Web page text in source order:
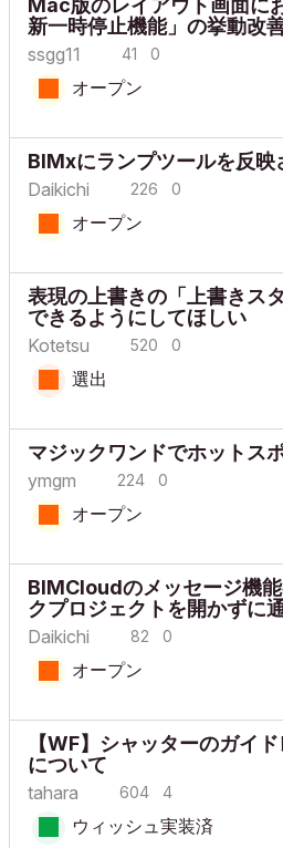
Mac版のレイアウト画面に
新一時停止機能」の挙動改
ssgg11 41 0
オープン
BIMxにランプツールを反映
Daikichi 226 0
オープン
表現の上書きの「上書きス
できるようにしてほしい
Kotetsu 520 0
選出
マジックワンドでホットス
ymgm 224 0
オープン
BIMCloudのメッセージ機
クプロジェクトを開かずに
Daikichi 82 0
オープン
【WF】シャッターのガイ
について
tahara 604 4
ウィッシュ実装済